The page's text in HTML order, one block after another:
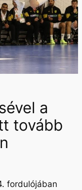
a
tovább
fordulójában